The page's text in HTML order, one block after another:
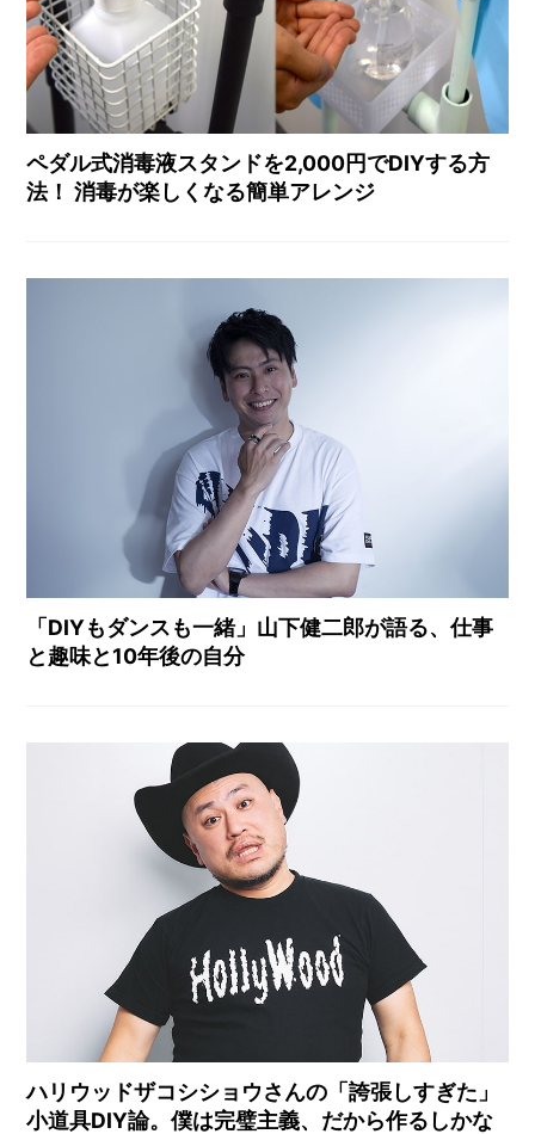
ペダル式消毒液スタンドを2,000円でDIYする方
法！ 消毒が楽しくなる簡単アレンジ
「DIYもダンスも一緒」山下健二郎が語る、仕事
と趣味と10年後の自分
ハリウッドザコシショウさんの「誇張しすぎた」
小道具DIY論。僕は完璧主義、だから作るしかな